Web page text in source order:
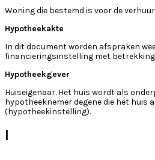
Woning die bestemd is voor de
Hypotheekakte
In dit document worden afspraken
financieringsinstelling met
Hypotheekgever
Huiseigenaar. Het huis wordt als
hypotheeknemer degene die het huis
(hypotheekinstelling).
I